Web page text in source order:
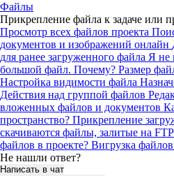
Файлы
Прикрепление файла к задаче или
Просмотр всех файлов проекта
документов и изображений онлайн
для ранее загруженного файла Я не
большой файл. Почему? Размер
Настройка видимости файла
Действия над группой файлов
вложенных файлов и документов
пространство? Прикрепление
скачиваются файлы, залитые на FTP
файлов в проекте? Вигрузка
Не нашли ответ?
Написать в чат